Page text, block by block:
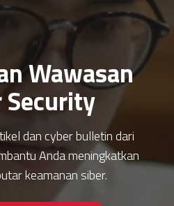
Wawasan
Security
dan cyber bulletin dari
Anda meningkatkan
keamanan siber.